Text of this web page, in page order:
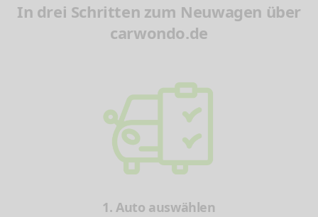
In drei Schritten zum Neuwagen über
carwondo.de
1. Auto auswählen